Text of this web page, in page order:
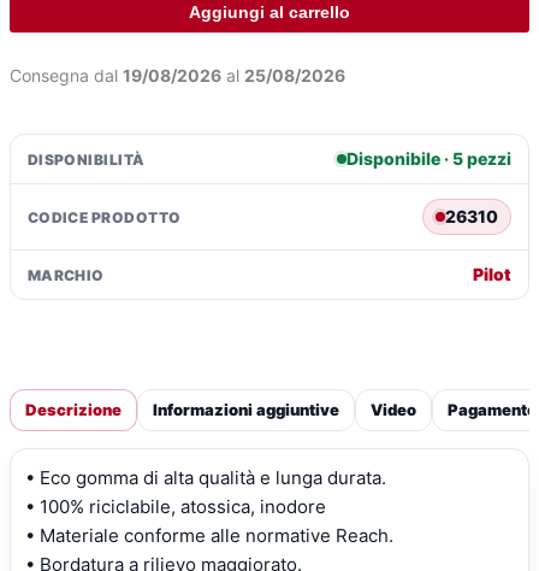
3p
-
Punto
Evo
(06/10>04/12)
-
Fiat
-
Fiat
Punto
5p
(01/12>04/19)
Fiat
Aggiungi al carrello
Consegna dal 19/08/2026al 25/08/2026
DISPONIBILITÀ Disponibile · 5 pezzi
CODICE PRODOTTO 26310
MARCHIO Pilot
Descrizione Informazioni aggiuntive Video Pagamento
• Eco gomma di alta qualità e lunga durata.
• 100% riciclabile, atossica, inodore
• Materiale conforme alle normative Reach.
• Bordatura a rilievo maggiorato.